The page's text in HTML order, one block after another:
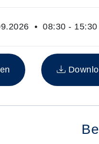
zum diesen Kurs
• 08:30 - 15:30